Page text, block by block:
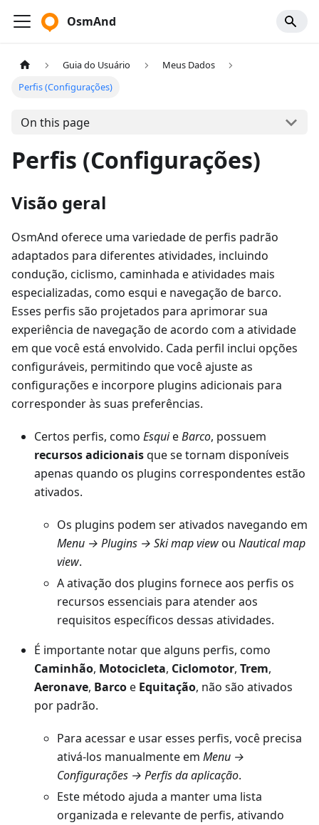
OsmAnd
Guia do Usuário
Meus Dados
Perfis (Configurações)
On this page
Perfis (Configurações)
Visão geral
OsmAnd oferece uma variedade de perfis padrão
adaptados para diferentes atividades, incluindo
condução, ciclismo, caminhada e atividades mais
especializadas, como esqui e navegação de barco.
Esses perfis são projetados para aprimorar sua
experiência de navegação de acordo com a atividade
em que você está envolvido. Cada perfil inclui opções
configuráveis, permitindo que você ajuste as
configurações e incorpore plugins adicionais para
corresponder às suas preferências.
Certos perfis, como EsquieBarco, possuem
recursos adicionaisque se tornam disponíveis
apenas quando os plugins correspondentes estão
ativados.
Os plugins podem ser ativados navegando em
Menu → Plugins → Ski map viewou Nautical map
view.
A ativação dos plugins fornece aos perfis os
recursos essenciais para atender aos
requisitos específicos dessas atividades.
É importante notar que alguns perfis, como
Caminhão, Motocicleta, Ciclomotor, Trem,
Aeronave, Barcoe Equitação, não são ativados
por padrão.
Para acessar e usar esses perfis, você precisa
ativá-los manualmente em Menu →
Configurações → Perfis da aplicação.
Este método ajuda a manter uma lista
organizada e relevante de perfis, ativando